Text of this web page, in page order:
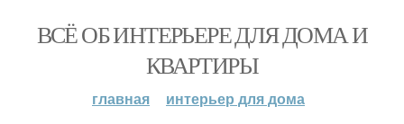
ВСЁ ОБ ИНТЕРЬЕРЕ ДЛЯ ДОМА И
КВАРТИРЫ
главная
интерьер для дома